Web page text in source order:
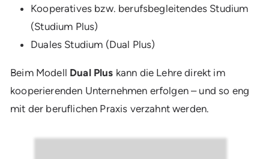
Kooperatives bzw. berufsbegleitendes Studium
(Studium Plus)
Duales Studium (Dual Plus)
Beim Modell Dual Plus kann die Lehre direkt im
kooperierenden Unternehmen erfolgen – und so eng
mit der beruflichen Praxis verzahnt werden.